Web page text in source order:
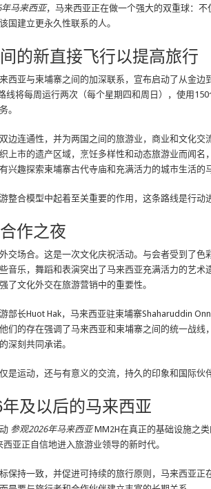
马来西亚，马来西亚正在做一个强大的双重球：
国建立更永久性联系的人。
的新直接飞行以提高旅行
西亚与柬埔寨之间的加深联系，宣布启动了从金边
线将每周运行两次（每个星期四和周日），使用
。
边连通性，并为两国之间的旅游业，商业和文化交
上市的遗产区域，烹饪多样性和动态旅游业而闻名
兴趣探索柬埔寨古代寺庙和充满活力的城市生活的
整合模型中起着至关重要的作用，这条路线是行动
作之夜
交场合。这是一次文化庆祝活动。与会者受到了色
音乐，舞蹈和表演突出了马来西亚充满活力的艺术
了文化外交在旅游营销中的重要性。
部长Huot Hak，马来西亚驻柬埔寨Shaharuddin
们的存在强调了马来西亚和柬埔寨之间的统一战线
深刻共同承诺。
是运动，还与有意义的交流，持久的印象和国际伙
及以后的马来西亚
参观2026年马来西亚MM2H在真正的基础设施之
亚正自信地进入旅游业领导的新时代。
保持一致，并促进可持续的旅行原则，马来西亚正